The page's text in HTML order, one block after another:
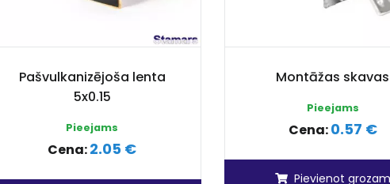
Pašvulkanizējoša lenta
5x0.15
Pieejams
Cena:2.05 €
Montāžas skavas
Pieejams
Cena:0.57 €
Pievienot grozam